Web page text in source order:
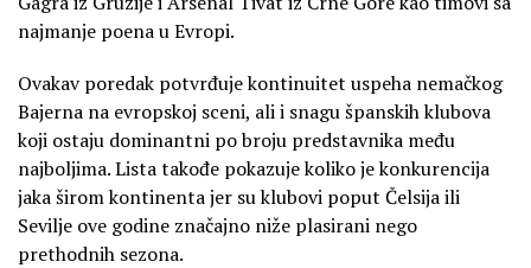
najmanje poena u Evropi.
Ovakav poredak potvrđuje kontinuitet uspeha nemačkog
Bajerna na evropskoj sceni, ali i snagu španskih klubova
koji ostaju dominantni po broju predstavnika među
najboljima. Lista takođe pokazuje koliko je konkurencija
jaka širom kontinenta jer su klubovi poput Čelsija ili
Sevilje ove godine značajno niže plasirani nego
prethodnih sezona.